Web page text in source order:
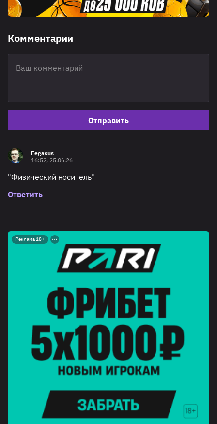
Комментарии
Отправить
Fegasus
16:52, 25.06.26
"Физический носитель"
Ответить
Реклама 18+